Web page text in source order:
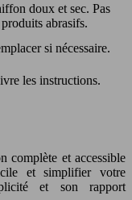
doux et sec. Pas
abrasifs.
si nécessaire.
les instructions.
complète et accessible
et simplifier votre
et son rapport